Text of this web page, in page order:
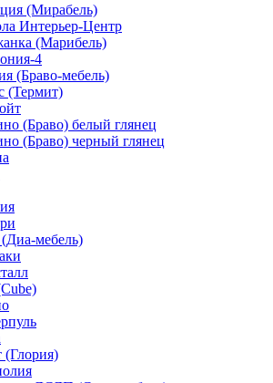
(Мирабель)
Интерьер-Центр
(Марибель)
4
(Браво-мебель)
(Термит)
(Браво) белый глянец
(Браво) черный глянец
мебель)
(Глория)